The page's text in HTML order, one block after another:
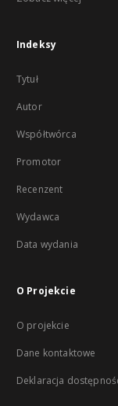
Indeksy
Tytuł
Autor
Współtwórca
Promotor
Recenzent
Wydawca
Data wydania
O Projekcie
O projekcie
Dane kontaktowe
Deklaracja